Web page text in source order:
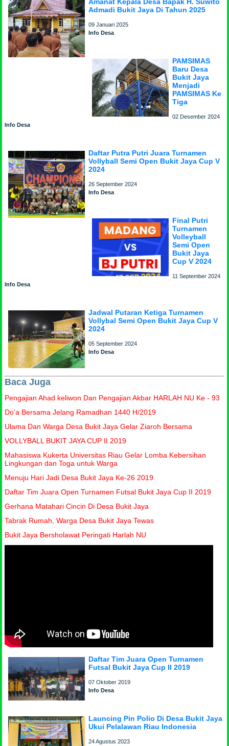
Admadi Bukit Jaya Di Tahun 2025
09 Januari 2025
Info Desa
PAMSIMAS
Baru Desa
Bukit Jaya
Menjadi
PAMSIMAS Ke
Tiga
02 Desember 2024
Info Desa
Daftar Putra Putri Juara Turnamen
Vollyball Semi Open Bukit Jaya Cup V
2024
26 September 2024
Info Desa
Final Putri
Turnamen
Volleyball
Semi Open
Bukit Jaya
Cup V 2024
11 September 2024
Info Desa
Jadwal Putaran Ketiga Turnamen
Vollybal Semi Open Bukit Jaya Cup V
2024
05 September 2024
Info Desa
Baca Juga
Pengajian Ahad keliwon Dan Pengajian Akbar HARLAH NU Ke - 93
Do’a Bersama Jelang Ramadhan 1440 H/2019
Ulama Dan Warga Desa Bukit Jaya Gelar Ziaroh Bersama
VOLLYBALL BUKIT JAYA CUP II 2019
Mahasiswa Kukerta Universitas Riau Gelar Lomba Kebersihan
Lingkungan dan Toga untuk Warga
Menuju Hari Jadi Desa Bukit Jaya Ke-26 2019
Daftar Tim Juara Open Turnamen Futsal Bukit Jaya Cup II 2019
Gerhana Matahari Cincin Di Desa Bukit Jaya
Tabrak Rumah, Warga Desa Bukit Jaya Tewas
Bukit Jaya Bersholawat Peringati Harlah NU
Daftar Tim Juara Open Turnamen
Futsal Bukit Jaya Cup II 2019
07 Oktober 2019
Info Desa
Launcing Pin Polio Di Desa Bukit Jaya
Ukui Pelalawan Riau Indonesia
24 Agustus 2023